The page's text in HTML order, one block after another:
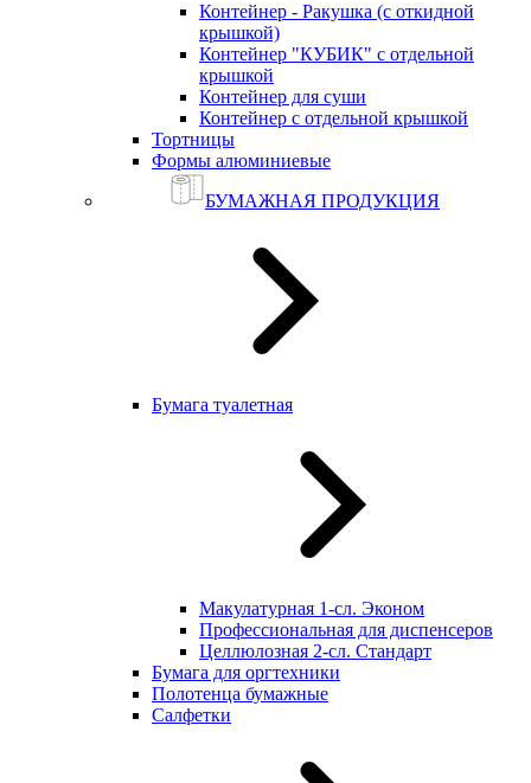
Контейнер - Ракушка (с откидной
крышкой)
Контейнер "КУБИК" с отдельной
крышкой
Контейнер для суши
Контейнер с отдельной крышкой
Тортницы
Формы алюминиевые
БУМАЖНАЯ ПРОДУКЦИЯ
Бумага туалетная
Макулатурная 1-сл. Эконом
Профессиональная для диспенсеров
Целлюлозная 2-сл. Стандарт
Бумага для оргтехники
Полотенца бумажные
Салфетки